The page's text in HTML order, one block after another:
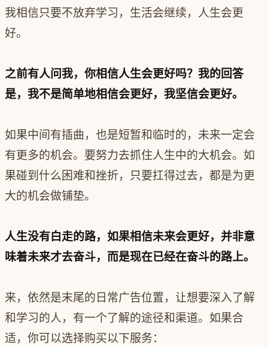
我相信只要不放弃学习，生活会继续，人生会更
好。
之前有人问我，你相信人生会更好吗？我的回答
是，我不是简单地相信会更好，我坚信会更好。
如果中间有插曲，也是短暂和临时的，未来一定会
有更多的机会。要努力去抓住人生中的大机会。如
果碰到什么困难和挫折，只要扛得过去，都是为更
大的机会做铺垫。
人生没有白走的路，如果相信未来会更好，并非意
味着未来才去奋斗，而是现在已经在奋斗的路上。
来，依然是末尾的日常广告位置，让想要深入了解
和学习的人，有一个了解的途径和渠道。如果合
适，你可以选择购买以下服务：